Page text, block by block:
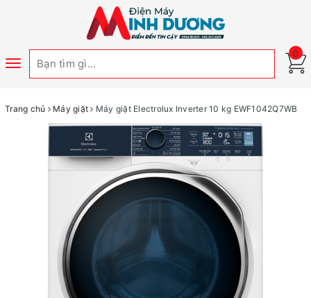
Toggle
0
Trang chủ Máy giặt Máy giặt Electrolux Inverter 10 kg EWF1042Q7WB